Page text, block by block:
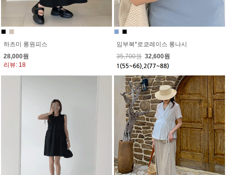
하츠미 롱원피스
28,000원
리뷰: 18
임부복*로쿄레이스 롱나시
35,700원 32,600원